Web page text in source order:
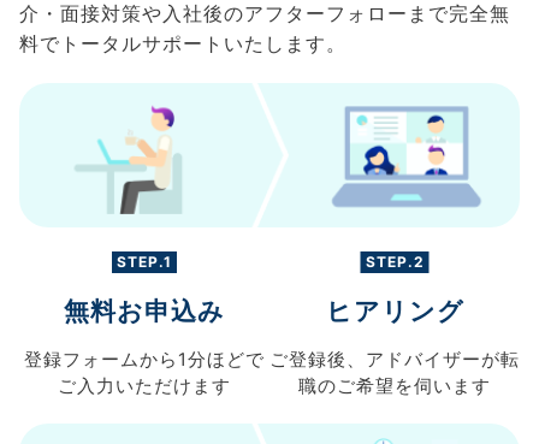
介・面接対策や入社後のアフターフォローまで完全無
料でトータルサポートいたします。
STEP.1
無料お申込み
登録フォームから 1分ほどで
ご入力 いただけます
STEP.2
ヒアリング
ご登録後、 アドバイザーが転
職のご希望を伺います